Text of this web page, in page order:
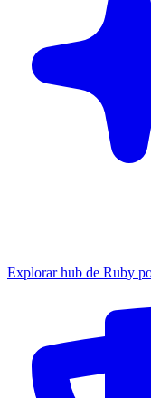
Explorar hub de Ruby